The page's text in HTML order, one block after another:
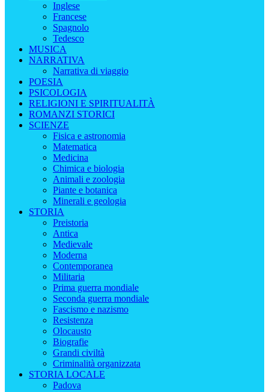
Inglese
Francese
Spagnolo
Tedesco
MUSICA
NARRATIVA
Narrativa di viaggio
POESIA
PSICOLOGIA
RELIGIONI E SPIRITUALITÀ
ROMANZI STORICI
SCIENZE
Fisica e astronomia
Matematica
Medicina
Chimica e biologia
Animali e zoologia
Piante e botanica
Minerali e geologia
STORIA
Preistoria
Antica
Medievale
Moderna
Contemporanea
Militaria
Prima guerra mondiale
Seconda guerra mondiale
Fascismo e nazismo
Resistenza
Olocausto
Biografie
Grandi civiltà
Criminalità organizzata
STORIA LOCALE
Padova